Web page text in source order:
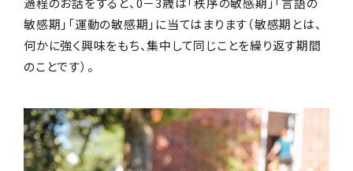
敏感期」「運動の敏感期」に当てはまります（敏感期とは、
何かに強く興味をもち、集中して同じことを繰り返す期間
のことです）。